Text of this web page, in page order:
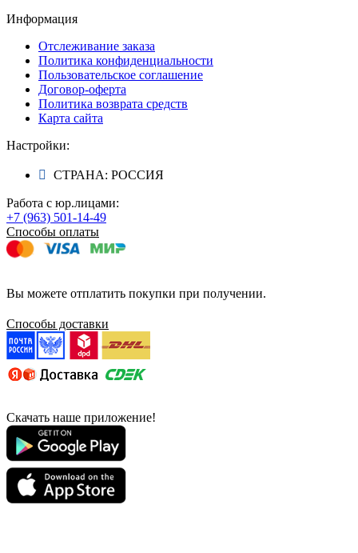
Информация
Отслеживание заказа
Политика конфиденциальности
Пользовательское соглашение
Договор-оферта
Политика возврата средств
Карта сайта
Настройки:
СТРАНА: РОССИЯ
Работа с юр.лицами:
+7 (963) 501-14-49
Способы оплаты
Вы можете отплатить покупки при получении.
Способы доставки
Скачать наше приложение!